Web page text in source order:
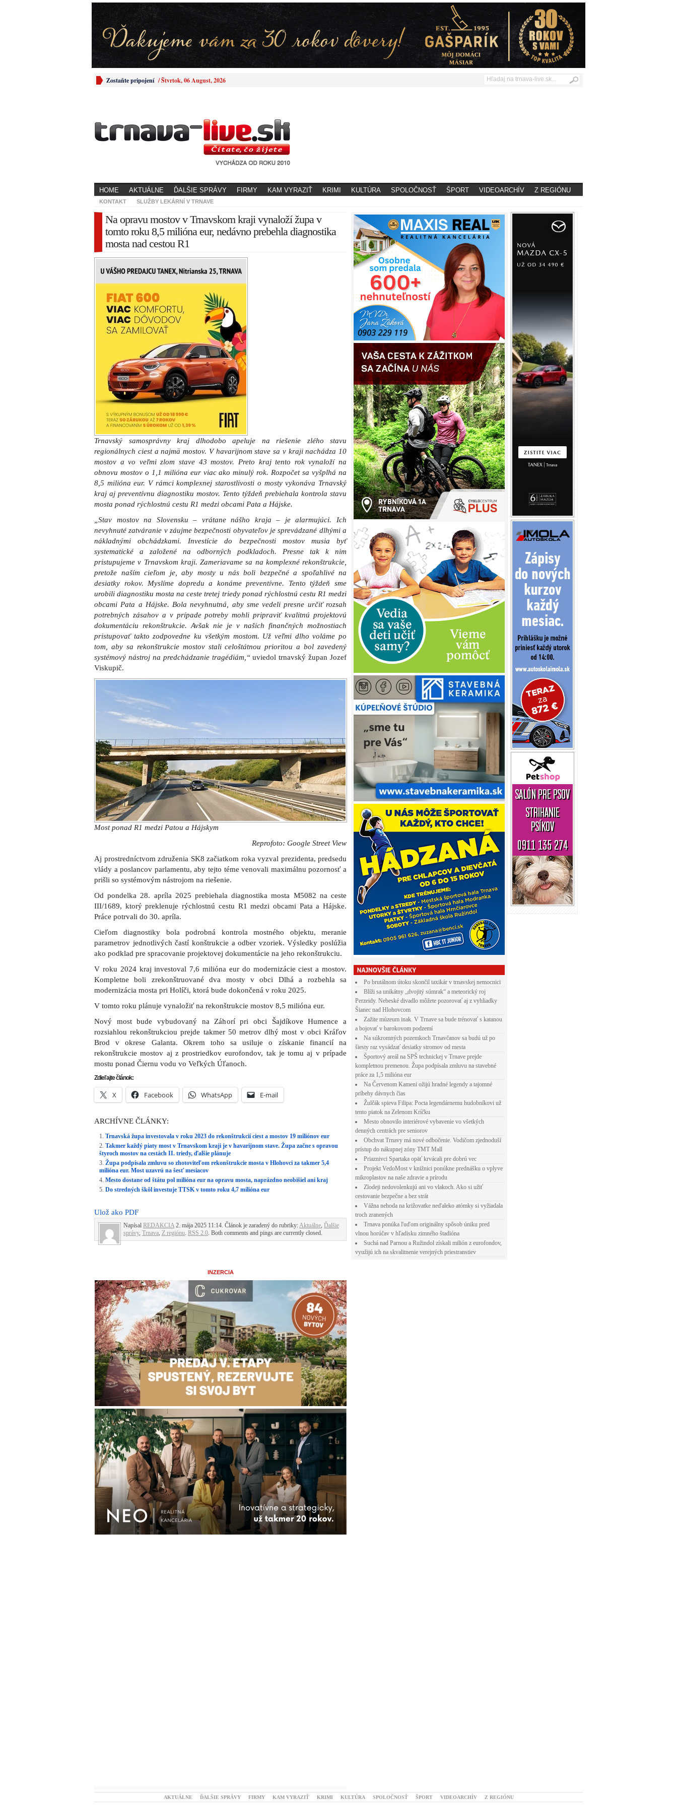
Zostaňte pripojení /Štvrtok, 06 August, 2026
HOME AKTUÁLNE ĎALŠIE SPRÁVY FIRMY KAM VYRAZIŤ KRIMI KULTÚRA SPOLOČNOSŤ ŠPORT VIDEOARCHÍV Z REGIÓNU
KONTAKT SLUŽBY LEKÁRNÍ V TRNAVE
Na opravu mostov v Trnavskom kraji vynaloží župa v
tomto roku 8,5 milióna eur, nedávno prebehla diagnostika
mosta nad cestou R1
Trnavský samosprávny kraj dlhodobo apeluje na riešenie zlého stavu
regionálnych ciest a najmä mostov. V havarijnom stave sa v kraji nachádza 10
mostov a vo veľmi zlom stave 43 mostov. Preto kraj tento rok vynaloží na
obnovu mostov o 1,1 milióna eur viac ako minulý rok. Rozpočet sa vyšplhá na
8,5 milióna eur. V rámci komplexnej starostlivosti o mosty vykonáva Trnavský
kraj aj preventívnu diagnostiku mostov. Tento týždeň prebiehala kontrola stavu
mosta ponad rýchlostnú cestu R1 medzi obcami Pata a Hájske.
„Stav mostov na Slovensku – vrátane nášho kraja – je alarmujúci. Ich
nevyhnuté zatváranie v záujme bezpečnosti obyvateľov je sprevádzané dlhými a
nákladnými obchádzkami. Investície do bezpečnosti mostov musia byť
systematické a založené na odborných podkladoch. Presne tak k nim
pristupujeme v Trnavskom kraji. Zameriavame sa na komplexné rekonštrukcie,
pretože naším cieľom je, aby mosty u nás boli bezpečné a spoľahlivé na
desiatky rokov. Myslíme dopredu a konáme preventívne. Tento týždeň sme
urobili diagnostiku mosta na ceste tretej triedy ponad rýchlostnú cestu R1 medzi
obcami Pata a Hájske. Bola nevyhnutná, aby sme vedeli presne určiť rozsah
potrebných zásahov a v prípade potreby mohli pripraviť kvalitnú projektovú
dokumentáciu rekonštrukcie. Avšak nie je v našich finančných možnostiach
pristupovať takto zodpovedne ku všetkým mostom. Už veľmi dlho voláme po
tom, aby sa rekonštrukcie mostov stali celoštátnou prioritou a bol zavedený
systémový nástroj na predchádzanie tragédiám,“uviedol trnavský župan Jozef
Viskupič.
Most ponad R1 medzi Patou a Hájskym
Reprofoto: Google Street View
Aj prostredníctvom združenia SK8 začiatkom roka vyzval prezidenta, predsedu
vlády a poslancov parlamentu, aby tejto téme venovali maximálnu pozornosť a
prišli so systémovým nástrojom na riešenie.
Od pondelka 28. apríla 2025 prebiehala diagnostika mosta M5082 na ceste
III/1689, ktorý preklenuje rýchlostnú cestu R1 medzi obcami Pata a Hájske.
Práce potrvali do 30. apríla.
Cieľom diagnostiky bola podrobná kontrola mostného objektu, meranie
parametrov jednotlivých častí konštrukcie a odber vzoriek. Výsledky poslúžia
ako podklad pre spracovanie projektovej dokumentácie na jeho rekonštrukciu.
V roku 2024 kraj investoval 7,6 milióna eur do modernizácie ciest a mostov.
Kompletne boli zrekonštruované dva mosty v obci Dlhá a rozbehla sa
modernizácia mosta pri Holíči, ktorá bude dokončená v roku 2025.
V tomto roku plánuje vynaložiť na rekonštrukcie mostov 8,5 milióna eur.
Nový most bude vybudovaný na Záhorí pri obci Šajdíkove Humence a
rozsiahlou rekonštrukciou prejde takmer 50 metrov dlhý most v obci Kráľov
Brod v okrese Galanta. Okrem toho sa usiluje o získanie financií na
rekonštrukcie mostov aj z prostriedkov eurofondov, tak je tomu aj v prípade
mostu ponad Čiernu vodu vo Veľkých Úľanoch.
Zdieľajte článok:
X Facebook WhatsApp E-mail
ARCHÍVNE ČLÁNKY:
Trnavská župa investovala v roku 2023 do rekonštrukcií ciest a mostov 19 miliónov eur
Takmer každý piaty most v Trnavskom kraji je v havarijnom stave. Župa začne s opravou
štyroch mostov na cestách II. triedy, ďalšie plánuje
Župa podpísala zmluvu so zhotoviteľom rekonštrukcie mosta v Hlohovci za takmer 5,4
milióna eur. Most uzavrú na šesť mesiacov
Mesto dostane od štátu pol milióna eur na opravu mosta, naprázdno neobišiel ani kraj
Do stredných škôl investuje TTSK v tomto roku 4,7 milióna eur
Ulož ako PDF
Napísal REDAKCIA 2. mája 2025 11:14. Článok je zaradený do rubriky:Aktuálne, Ďalšie
správy, Trnava, Z regiónu. RSS 2.0. Both comments and pings are currently closed.
INZERCIA
Po brutálnom útoku skončil taxikár v trnavskej nemocnici
Blíži sa unikátny „dvojitý súmrak“ a meteorický roj
Perzeidy. Nebeské divadlo môžete pozorovať aj z vyhliadky
Šianec nad Hlohovcom
Zažite múzeum inak. V Trnave sa bude trénovať s katanou
a bojovať v barokovom podzemí
Na súkromných pozemkoch Trnavčanov sa budú už po
šiesty raz vysádzať desiatky stromov od mesta
Športový areál na SPŠ technickej v Trnave prejde
kompletnou premenou. Župa podpísala zmluvu na stavebné
práce za 1,5 milióna eur
Na Červenom Kameni ožijú hradné legendy a tajomné
príbehy dávnych čias
Žulčák spieva Filipa: Pocta legendárnemu hudobníkovi už
tento piatok na Zelenom Kríčku
Mesto obnovilo interiérové vybavenie vo všetkých
denných centrách pre seniorov
Obchvat Trnavy má nové odbočenie. Vodičom zjednoduší
prístup do nákupnej zóny TMT Mall
Priaznivci Spartaka opäť krvácali pre dobrú vec
Projekt VedoMost v knižnici ponúkne prednášku o vplyve
mikroplastov na naše zdravie a prírodu
Zlodeji nedovolenkujú ani vo vlakoch. Ako si užiť
cestovanie bezpečne a bez strát
Vážna nehoda na križovatke neďaleko atómky si vyžiadala
troch zranených
Trnava ponúka ľuďom originálny spôsob úniku pred
vlnou horúčav v hľadisku zimného štadióna
Suchá nad Parnou a Ružindol získali milión z eurofondov,
využijú ich na skvalitnenie verejných priestranstiev
AKTUÁLNE ĎALŠIE SPRÁVY FIRMY KAM VYRAZIŤ KRIMI KULTÚRA SPOLOČNOSŤ ŠPORT VIDEOARCHÍV Z REGIÓNU